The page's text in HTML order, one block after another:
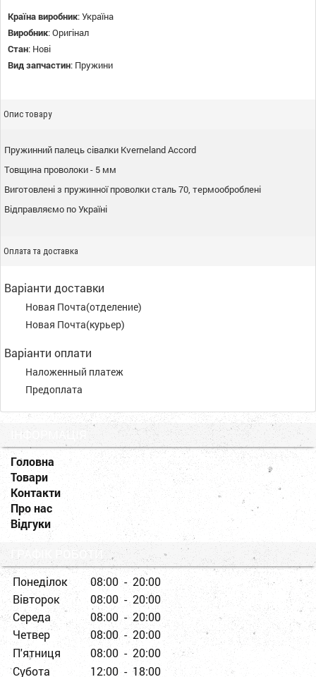
Країна виробник:Україна
Виробник:Оригінал
Стан: Нові
Вид запчастин: Пружини
Опис товару
Пружинний палець сівалки Kverneland Accord
Товщина проволоки - 5 мм
Виготовлені з пружинної проволки сталь 70, термооброблені
Відправляємо по Україні
Оплата та доставка
Варіанти доставки
Новая Почта(отделение)
Новая Почта(курьер)
Варіанти оплати
Наложенный платеж
Предоплата
ІНФОРМАЦІЯ
Головна
Товари
Контакти
Про нас
Відгуки
ГРАФІК РОБОТИ
Понеділок
08:00 - 20:00
Вівторок
08:00 - 20:00
Середа
08:00 - 20:00
Четвер
08:00 - 20:00
П'ятниця
08:00 - 20:00
Субота
12:00 - 18:00